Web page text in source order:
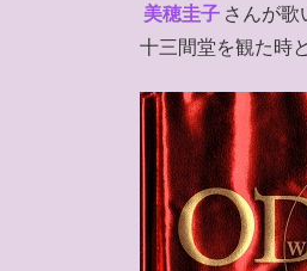
美穂圭子 さんが
十三間堂を観た時